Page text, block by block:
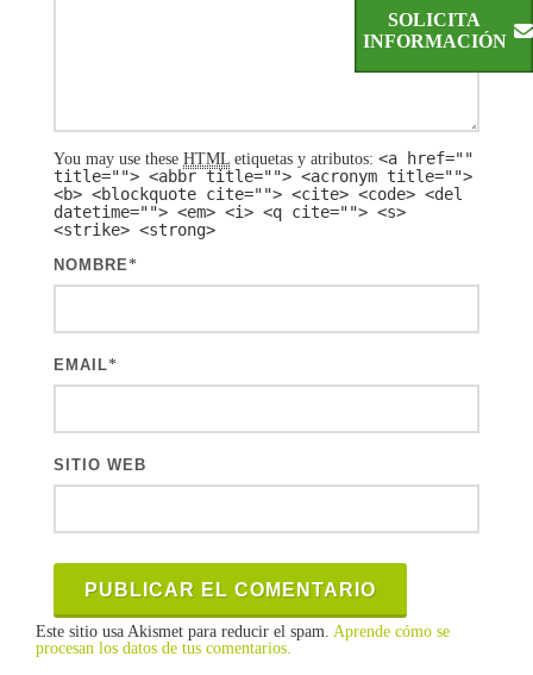
You may use these HTML etiquetas y atributos: <a href=""
title=""> <abbr title=""> <acronym title="">
<b> <blockquote cite=""> <cite> <code> <del
datetime=""> <em> <i> <q cite=""> <s>
<strike> <strong>
NOMBRE*
EMAIL*
SITIO WEB
Este sitio usa Akismet para reducir el spam. Aprende cómo se
procesan los datos de tus comentarios.
SOLICITA
INFORMACIÓN